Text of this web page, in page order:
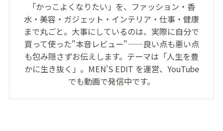
「かっこよくなりたい」を、ファッション・香
水・美容・ガジェット・インテリア・仕事・健康
まで丸ごと。大事にしているのは、実際に自分で
買って使った"本音レビュー"——良い点も悪い点
も包み隠さずお伝えします。テーマは「人生を豊
かに生き抜く」。MEN'S EDIT を運営、YouTube
でも動画で発信中です。